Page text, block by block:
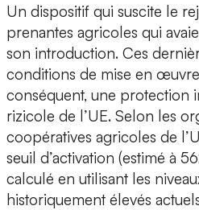
Un dispositif qui suscite le
prenantes agricoles qui
son introduction. Ces
conditions de mise en
conséquent, une protection
rizicole de l’UE. Selon les
coopératives agricoles de
seuil d’activation (estimé à
calculé en utilisant les
historiquement élevés